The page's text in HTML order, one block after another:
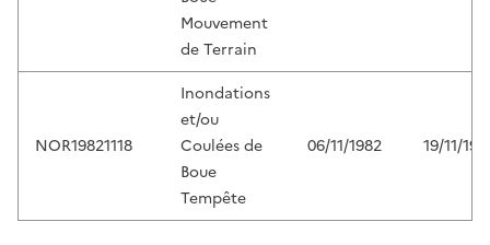
Mouvement
de Terrain
NOR19821118
Inondations
et/ou
Coulées de
Boue
Tempête
06/11/1982 19/11/